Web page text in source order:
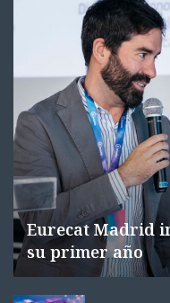
Eurecat Madrid
su primer año